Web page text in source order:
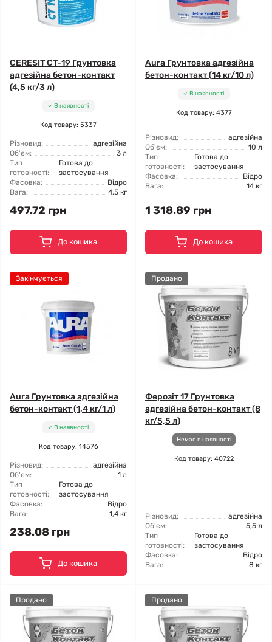
CERESIT CT-19 Грунтовка
адгезійна бетон-контакт
(4,5 кг/3 л)
В наявності
Код товару: 5337
Різновид:
адгезійна
Об'єм:
3 л
Тип
готовності:
Готова до
застосування
Фасовка:
Відро
Вага:
4,5 кг
497.72 грн
До кошика
Aura Грунтовка адгезійна
бетон-контакт (14 кг/10 л)
В наявності
Код товару: 4377
Різновид:
адгезійна
Об'єм:
10 л
Тип
готовності:
Готова до
застосування
Фасовка:
Відро
Вага:
14 кг
1 318.89 грн
До кошика
Закінчується
Aura Грунтовка адгезійна
бетон-контакт (1,4 кг/1 л)
В наявності
Код товару: 14576
Різновид:
адгезійна
Об'єм:
1 л
Тип
готовності:
Готова до
застосування
Фасовка:
Відро
Вага:
1,4 кг
238.08 грн
До кошика
Продано
Ферозіт 17 Грунтовка
адгезійна бетон-контакт (8
кг/5,5 л)
Немає в наявності
Код товару: 40722
Різновид:
адгезійна
Об'єм:
5,5 л
Тип
готовності:
Готова до
застосування
Фасовка:
Відро
Вага:
8 кг
Продано Продано